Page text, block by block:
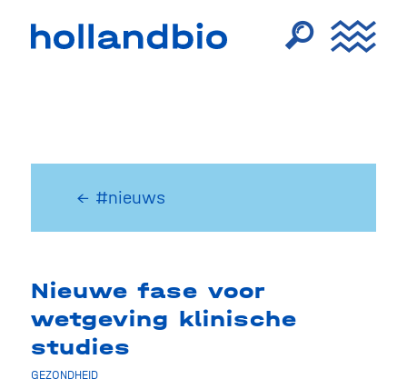
← #nieuws
Nieuwe fase voor
wetgeving klinische
studies
GEZONDHEID